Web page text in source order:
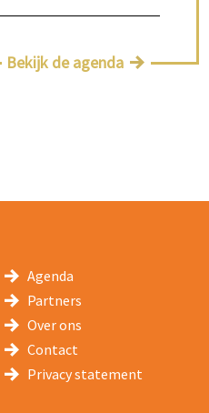
Bekijk de agenda
Agenda
Partners
Over ons
Contact
Privacy statement